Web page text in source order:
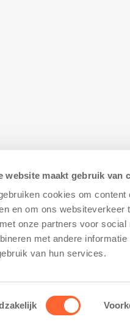
website maakt gebruik van
cookies om
en om ons
onze partners voor
met andere
van hun services.
Privacy Policy –